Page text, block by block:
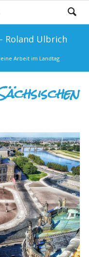
Roland Ulbrich
Arbeit im Landtag